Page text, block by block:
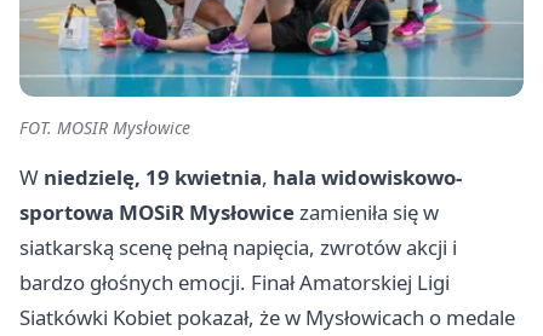
FOT. MOSIR Mysłowice
W niedzielę, 19 kwietnia, hala widowiskowo-
sportowa MOSiR Mysłowicezamieniła się w
siatkarską scenę pełną napięcia, zwrotów akcji i
bardzo głośnych emocji. Finał Amatorskiej Ligi
Siatkówki Kobiet pokazał, że w Mysłowicach o medale